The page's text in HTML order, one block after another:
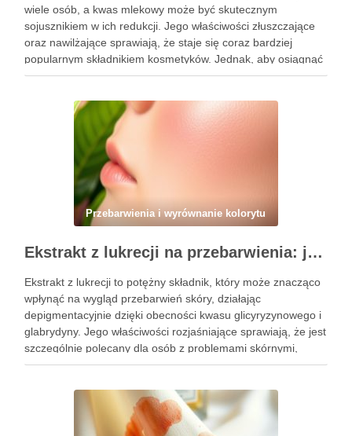
wiele osób, a kwas mlekowy może być skutecznym
sojusznikiem w ich redukcji. Jego właściwości złuszczające
oraz nawilżające sprawiają, że staje się coraz bardziej
popularnym składnikiem kosmetyków. Jednak, aby osiągnąć
zamierzone efekty, kluczowe jest nie tylko jego odpowiednie
Przebarwienia i wyrównanie kolorytu
Ekstrakt z lukrecji na przebarwienia: jak działa i kiedy warto go stosować w pielęgnacji skóry
Ekstrakt z lukrecji to potężny składnik, który może znacząco
wpłynąć na wygląd przebarwień skóry, działając
depigmentacyjnie dzięki obecności kwasu glicyryzynowego i
glabrydyny. Jego właściwości rozjaśniające sprawiają, że jest
szczególnie polecany dla osób z problemami skórnymi,
takimi jak przebarwienia czy zmiany potrądzikowe. Warto